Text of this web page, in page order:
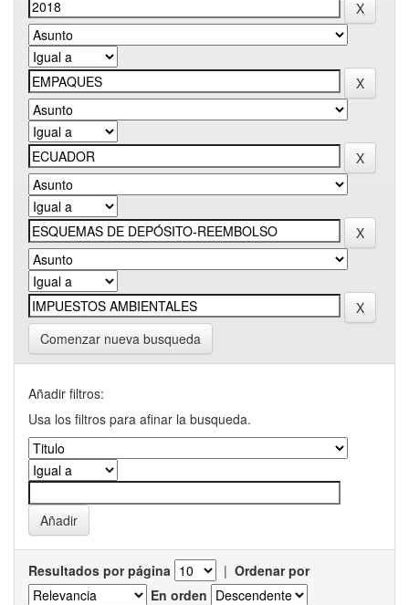
Comenzar nueva busqueda
Añadir filtros:
Usa los filtros para afinar la busqueda.
Resultados por página | Ordenar por
En orden